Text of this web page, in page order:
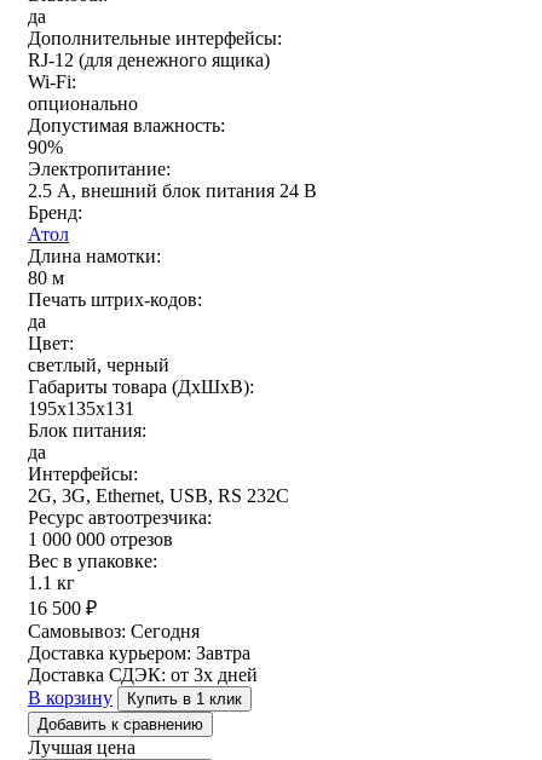
да
Дополнительные интерфейсы:
RJ-12 (для денежного ящика)
Wi-Fi:
опционально
Допустимая влажность:
90%
Электропитание:
2.5 А, внешний блок питания 24 В
Бренд:
Атол
Длина намотки:
80 м
Печать штрих-кодов:
да
Цвет:
светлый, черный
Габариты товара (ДxШxВ):
195х135х131
Блок питания:
да
Интерфейсы:
2G, 3G, Ethernet, USB, RS 232C
Ресурс автоотрезчика:
1 000 000 отрезов
Вес в упаковке:
1.1 кг
16 500 ₽
Самовывоз: Сегодня
Доставка курьером: Завтра
Доставка СДЭК: от 3х дней
В корзину
Купить в 1 клик
Добавить к сравнению
Лучшая цена